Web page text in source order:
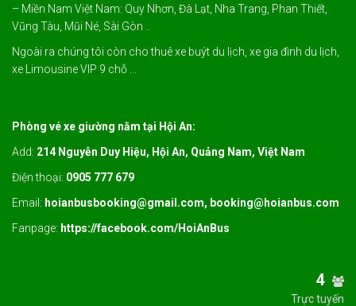
– Miền Nam Việt Nam: Quy Nhơn, Đà Lạt, Nha Trang, Phan Thiết,
Vũng Tàu, Mũi Né, Sài Gòn ..
Ngoài ra chúng tôi còn cho thuê xe buýt du lịch, xe gia đình du lịch,
xe Limousine VIP 9 chỗ ...
Phòng vé xe giường nằm tại Hội An:
Add: 214 Nguyễn Duy Hiệu, Hội An, Quảng Nam, Việt Nam
Điện thoại: 0905 777 679
Email: hoianbusbooking@gmail.com, booking@hoianbus.com
Fanpage: https://facebook.com/HoiAnBus
4
Trực tuyến